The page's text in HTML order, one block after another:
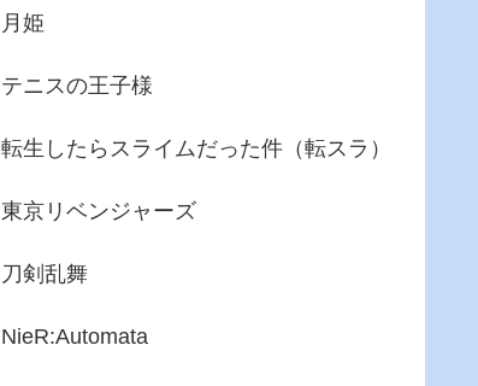
月姫
テニスの王子様
転生したらスライムだった件（転スラ）
東京リベンジャーズ
刀剣乱舞
NieR:Automata